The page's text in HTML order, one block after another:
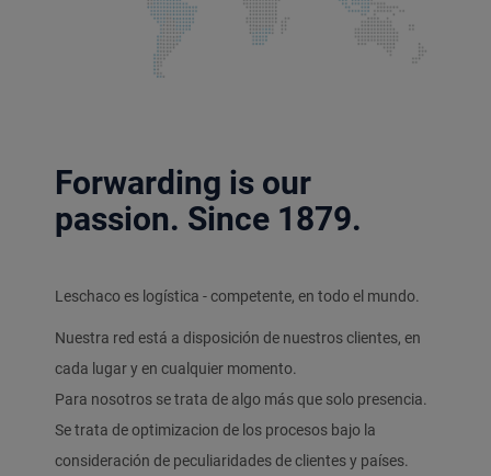
Forwarding is our
passion. Since 1879.
Leschaco es logística - competente, en todo el mundo.
Nuestra red está a disposición de nuestros clientes, en
cada lugar y en cualquier momento.
Para nosotros se trata de algo más que solo presencia.
Se trata de optimizacion de los procesos bajo la
consideración de peculiaridades de clientes y países.